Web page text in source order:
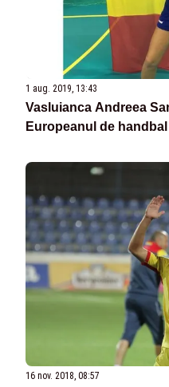
1 aug. 2019, 13:43
Vasluianca Andreea
Europeanul de
16 nov. 2018, 08:57